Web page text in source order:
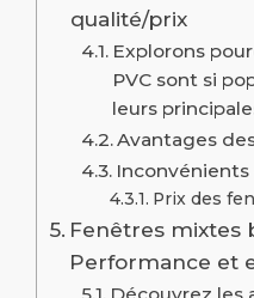
qualité/prix
Explorons
PVC sont si
leurs
Avantages
Inconvénients
Prix des
Fenêtres mixtes
Performance et
Découvrez les